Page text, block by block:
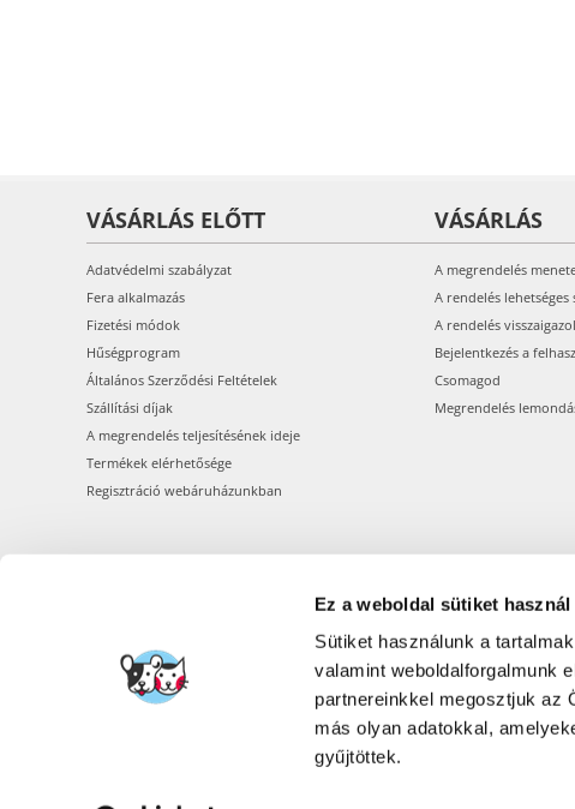
Ez a weboldal sütiket használ
Sütiket használunk a
valamint weboldalforgalmunk
partnereinkkel megosztjuk az
más olyan adatokkal,
gyűjtöttek.
VÁSÁRLÁS ELŐTT
Adatvédelmi szabályzat
Fera alkalmazás
Fizetési módok
Hűségprogram
Általános Szerződési Feltételek
Szállítási díjak
A megrendelés teljesítésének ideje
Termékek elérhetősége
Regisztráció webáruházunkban
VÁSÁRLÁS
A megrendelés
A rendelés lehetséges
A rendelés
Bejelentkezés a
Csomagod
Megrendelés